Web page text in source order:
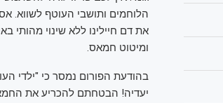
הלוחמים ותושבי העוטף לשווא.
את דם חיילינו ללא שינוי
ומיטוט חמאס.
בהודעת הפורום נמסר כי "ילדי
יעדיה! הבטחתם להכריע את